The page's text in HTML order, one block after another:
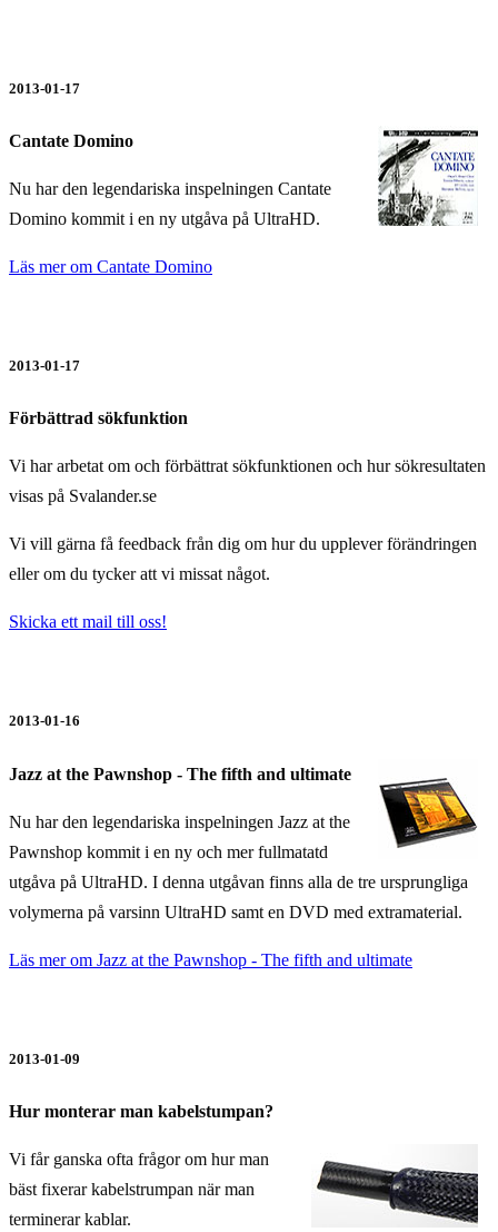
2013-01-17
Cantate Domino
Nu har den legendariska inspelningen Cantate
Domino kommit i en ny utgåva på UltraHD.
Läs mer om Cantate Domino
2013-01-17
Förbättrad sökfunktion
Vi har arbetat om och förbättrat sökfunktionen och hur sökresultaten
visas på Svalander.se
Vi vill gärna få feedback från dig om hur du upplever förändringen
eller om du tycker att vi missat något.
Skicka ett mail till oss!
2013-01-16
Jazz at the Pawnshop - The fifth and ultimate
Nu har den legendariska inspelningen Jazz at the
Pawnshop kommit i en ny och mer fullmatatd
utgåva på UltraHD. I denna utgåvan finns alla de tre ursprungliga
volymerna på varsinn UltraHD samt en DVD med extramaterial.
Läs mer om Jazz at the Pawnshop - The fifth and ultimate
2013-01-09
Hur monterar man kabelstumpan?
Vi får ganska ofta frågor om hur man
bäst fixerar kabelstrumpan när man
terminerar kablar.